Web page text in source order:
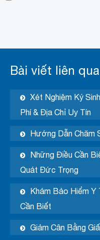
Bài viết liên
Xét Nghiệm Ký
Phí & Địa Chỉ Uy Tín
Hướng Dẫn Chăm
Những Điều Cần
Quát Đức Trọng
Khám Bảo Hiểm
Cần Biết
Giảm Cân Bằng